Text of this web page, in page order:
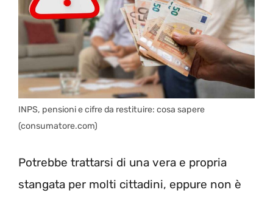
INPS, pensioni e cifre da restituire: cosa sapere
(consumatore.com)
Potrebbe trattarsi di una vera e propria
stangata per molti cittadini, eppure non è